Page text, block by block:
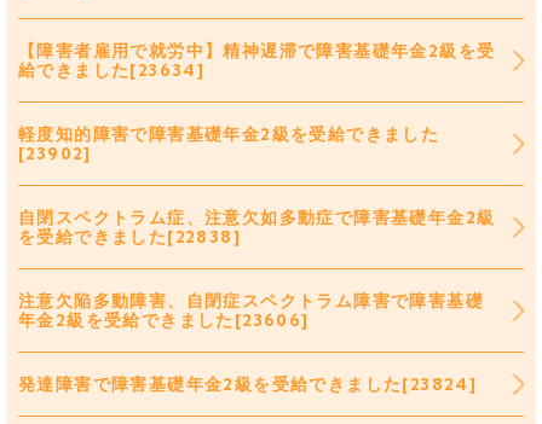
【障害者雇用で就労中】精神遅滞で障害基礎年金2級を受
給できました[23634]
軽度知的障害で障害基礎年金2級を受給できました
[23902]
自閉スペクトラム症、注意欠如多動症で障害基礎年金2級
を受給できました[22838]
注意欠陥多動障害、自閉症スペクトラム障害で障害基礎
年金2級を受給できました[23606]
発達障害で障害基礎年金2級を受給できました[23824]